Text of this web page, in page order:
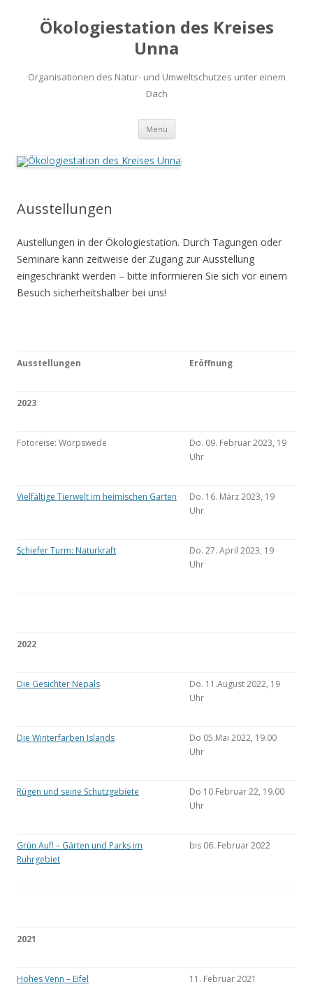
Ökologiestation des Kreises
Unna
Organisationen des Natur- und Umweltschutzes unter einem
Dach
Menü Zum
springen
Ausstellungen
Austellungen in der Ökologiestation. Durch Tagungen oder
Seminare kann zeitweise der Zugang zur Ausstellung
eingeschränkt werden – bitte informieren Sie sich vor einem
Besuch sicherheitshalber bei uns!
Ausstellungen Eröffnung
2023
Fotoreise: Worpswede
Do. 09. Februar 2023, 19
Uhr
Vielfältige Tierwelt im heimischen Garten
Do. 16. März 2023, 19
Uhr
Schiefer Turm: Naturkraft
Do. 27. April 2023, 19
Uhr
2022
Die Gesichter Nepals
Do. 11.August 2022, 19
Uhr
Die Winterfarben Islands
Do 05.Mai 2022, 19.00
Uhr
Rügen und seine Schutzgebiete
Do 10.Februar 22, 19.00
Uhr
Grün Auf! – Gärten und Parks im
Ruhrgebiet
bis 06. Februar 2022
2021
Hohes Venn – Eifel 11. Februar 2021